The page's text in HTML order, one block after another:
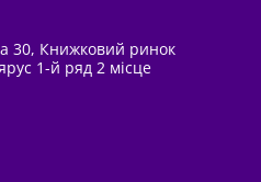
30, Книжковий ринок
1-й ряд 2 місце